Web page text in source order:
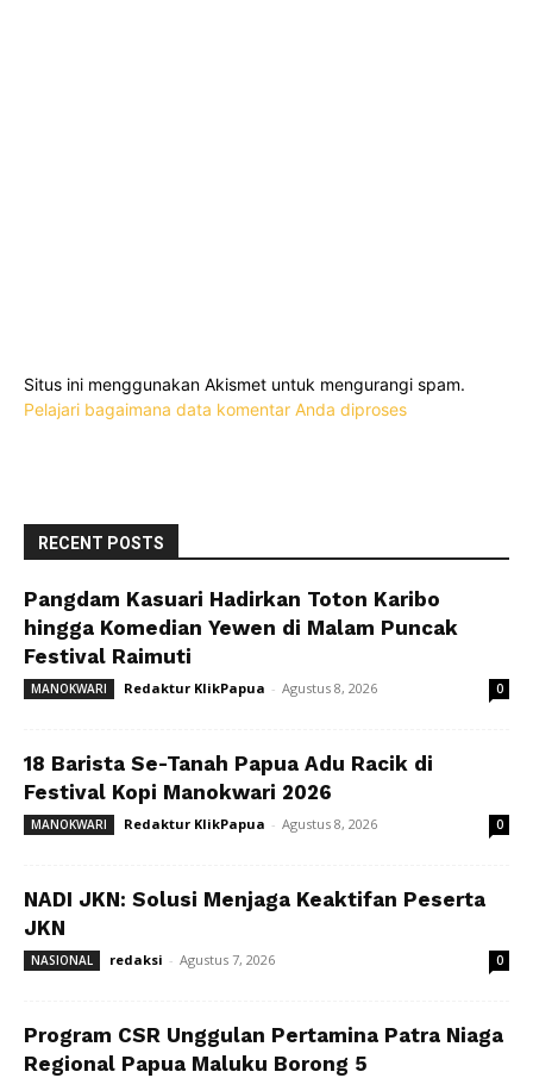
Situs ini menggunakan Akismet untuk mengurangi spam.
Pelajari bagaimana data komentar Anda diproses
RECENT POSTS
Pangdam Kasuari Hadirkan Toton Karibo
hingga Komedian Yewen di Malam Puncak
Festival Raimuti
MANOKWARI Redaktur KlikPapua - Agustus 8, 2026 0
18 Barista Se-Tanah Papua Adu Racik di
Festival Kopi Manokwari 2026
MANOKWARI Redaktur KlikPapua - Agustus 8, 2026 0
NADI JKN: Solusi Menjaga Keaktifan Peserta
JKN
NASIONAL redaksi - Agustus 7, 2026 0
Program CSR Unggulan Pertamina Patra Niaga
Regional Papua Maluku Borong 5